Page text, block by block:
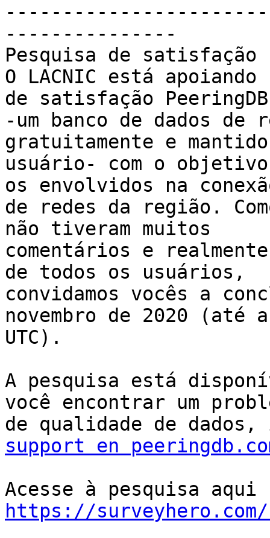
---------------
Pesquisa de satisfação
O LACNIC está
de satisfação PeeringDB
-um banco de dados
gratuitamente e
usuário- com o
os envolvidos na
de redes da região.
não tiveram muitos
comentários e
de todos os usuários,
convidamos vocês a
novembro de 2020 (até
UTC).
A pesquisa está
você encontrar um
support en
https://surveyhero.com/